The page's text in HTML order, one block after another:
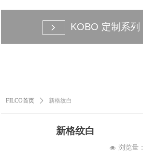
FILCO首页 ꄲ 新格纹白
新格纹白
넶 浏览量：
KOBO 定制系列
넲